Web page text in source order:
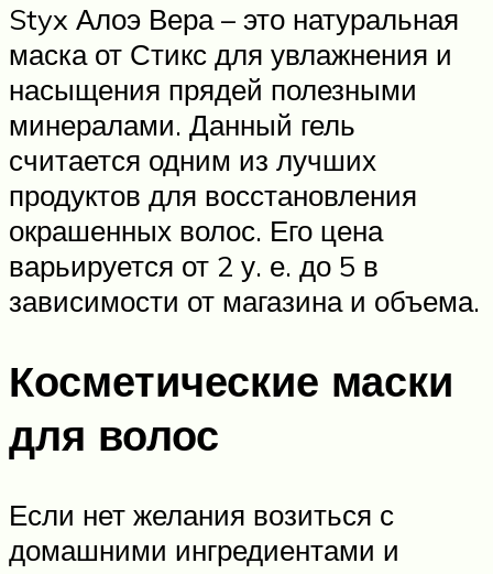
Styx Алоэ Вера – это натуральная
маска от Стикс для увлажнения и
насыщения прядей полезными
минералами. Данный гель
считается одним из лучших
продуктов для восстановления
окрашенных волос. Его цена
варьируется от 2 у. е. до 5 в
зависимости от магазина и объема.
Косметические маски
для волос
Если нет желания возиться с
домашними ингредиентами и